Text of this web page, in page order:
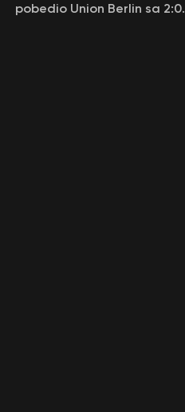
pobedio Union Berlin sa 2:0.